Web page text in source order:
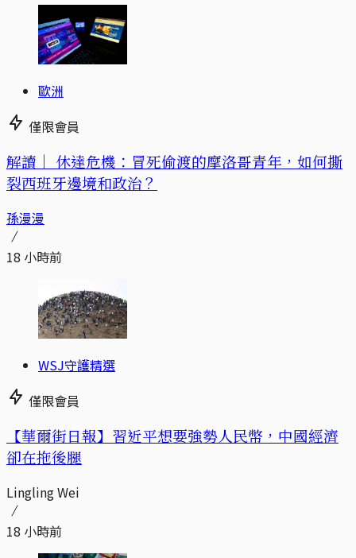
歐洲
僅限會員
解讀｜ 休達危機：冒死偷渡的摩洛哥青年，如何撕
裂西班牙邊境和政治？
孫漫漫
18 小時前
WSJ守護精選
僅限會員
【華爾街日報】習近平想要強勢人民幣，中國經濟
卻在拖後腿
Lingling Wei
18 小時前